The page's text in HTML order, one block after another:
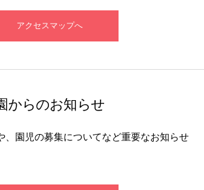
アクセスマップへ
からのお知らせ
、園児の募集についてなど重要なお知らせ